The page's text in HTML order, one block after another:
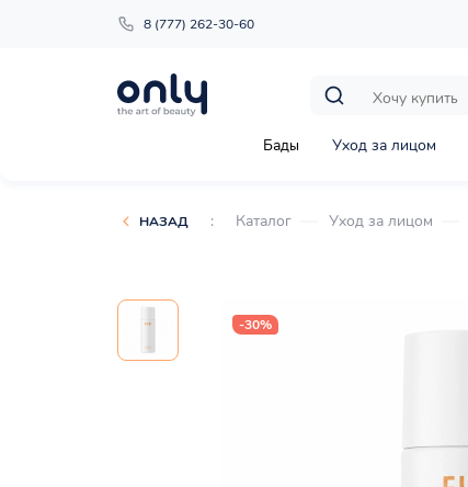
8 (777) 262-30-60
Бады Уход за лицом
НАЗАД : Каталог Уход за лицом
-30%